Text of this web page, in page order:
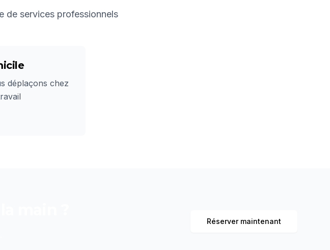
de services professionnels
déplaçons chez
Réserver maintenant